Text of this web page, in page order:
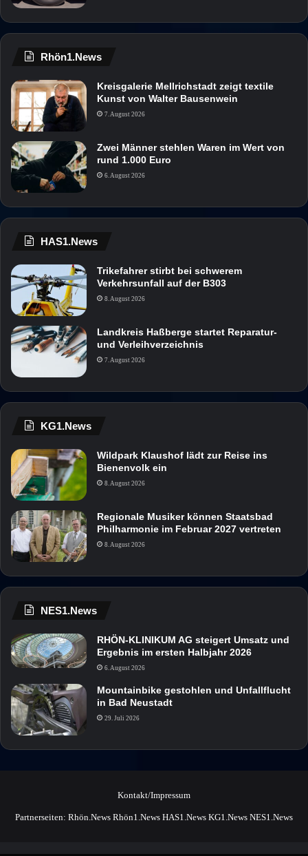
Rhön1.News
Kreisgalerie Mellrichstadt zeigt textile
Kunst von Walter Bausenwein
7. August 2026
Zwei Männer stehlen Waren im Wert von
rund 1.000 Euro
6. August 2026
HAS1.News
Trikefahrer stirbt bei schwerem
Verkehrsunfall auf der B303
8. August 2026
Landkreis Haßberge startet Reparatur-
und Verleihverzeichnis
7. August 2026
KG1.News
Wildpark Klaushof lädt zur Reise ins
Bienenvolk ein
8. August 2026
Regionale Musiker können Staatsbad
Philharmonie im Februar 2027 vertreten
8. August 2026
NES1.News
RHÖN-KLINIKUM AG steigert Umsatz und
Ergebnis im ersten Halbjahr 2026
6. August 2026
Mountainbike gestohlen und Unfallflucht
in Bad Neustadt
29. Juli 2026
Kontakt/Impressum
Partnerseiten: Rhön.News Rhön1.News HAS1.News KG1.News NES1.News